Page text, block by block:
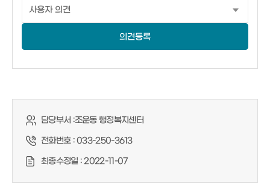
의견등록
담당부서 :조운동 행정복지센터
전화번호 :033-250-3613
최종수정일 :2022-11-07